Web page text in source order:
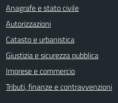
Anagrafe e stato civile
Autorizzazioni
Catasto e urbanistica
Giustizia e sicurezza pubblica
Imprese e commercio
Tributi, finanze e contravvenzioni